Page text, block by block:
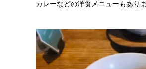
カレーなどの洋食メニューもあり